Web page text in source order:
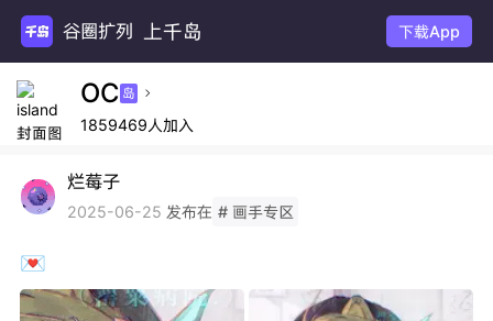
谷圈扩列 上千岛 下载App
OC 岛 
1859469人加入
烂莓子
2025-06-25 发布在 # 画手专区
💌